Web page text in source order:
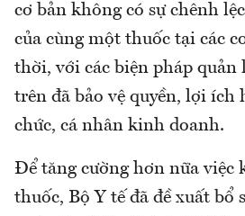
cơ bản không có sự chênh
của cùng một thuốc tại các
thời, với các biện pháp quản
trên đã bảo vệ quyền, lợi ích
chức, cá nhân kinh doanh.
Để tăng cường hơn nữa việc
thuốc, Bộ Y tế đã đề xuất bổ